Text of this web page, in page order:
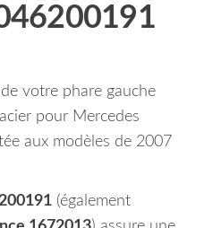
votre phare gauche
pour Mercedes
aux modèles de 2007
(également